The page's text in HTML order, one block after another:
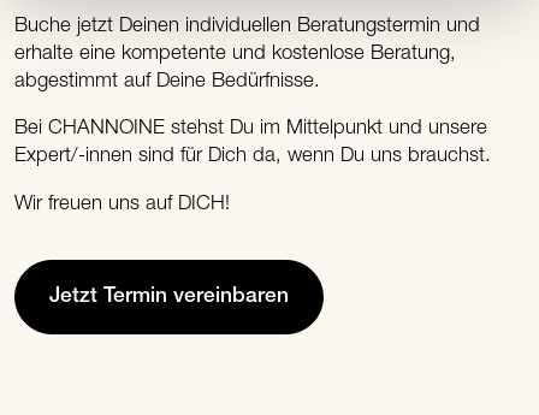
Buche jetzt Deinen individuellen Beratungstermin und
erhalte eine kompetente und kostenlose Beratung,
abgestimmt auf Deine Bedürfnisse.
Bei CHANNOINE stehst Du im Mittelpunkt und unsere
Expert/-innen sind für Dich da, wenn Du uns brauchst.
Wir freuen uns auf DICH!
Jetzt Termin vereinbaren